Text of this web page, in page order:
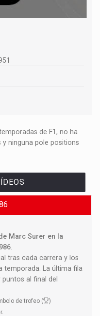
de F1, no ha
y ninguna pole positions
Marc Surer en la
tras cada carrera y los
temporada. La última fila
al final del
de trofeo (
)